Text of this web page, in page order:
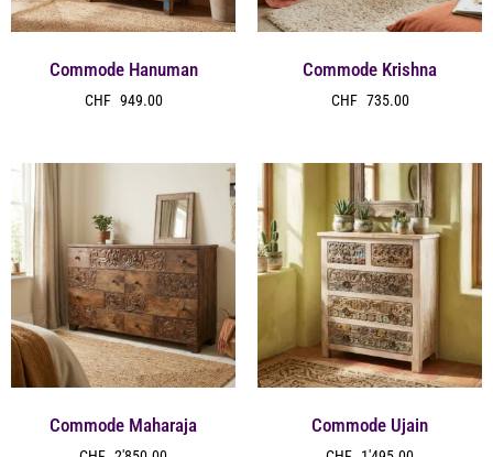
Commode Hanuman
CHF 949.00
Commode Krishna
CHF 735.00
Commode Maharaja Commode Ujain